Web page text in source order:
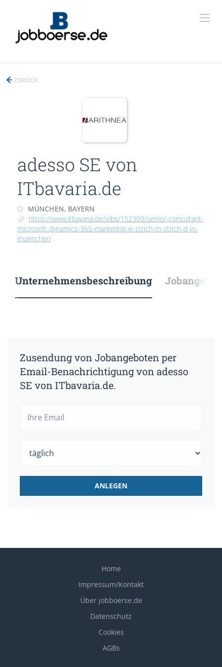
ZURÜCK
adesso SE von
ITbavaria.de
MÜNCHEN, BAYERN
https://www.itbavaria.de/jobs/152309/senior-consultant-
microsoft-dynamics-365-marketing-w-strich-m-strich-d-in-
muenchen
Unternehmensbeschreibung
Zusendung von Jobangeboten per
Email-Benachrichtigung von adesso
SE von ITbavaria.de.
Home
Impressum/Kontakt
Über jobboerse.de
Datenschutz
Cookies
AGBs